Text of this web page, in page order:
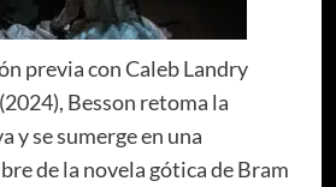
previa con Caleb Landry
Besson retoma la
y se sumerge en una
de la novela gótica de Bram